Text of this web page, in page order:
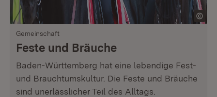
Gemeinschaft
Feste und Bräuche
Baden-Württemberg hat eine lebendige Fest-
und Brauchtumskultur. Die Feste und Bräuche
sind unerlässlicher Teil des Alltags.